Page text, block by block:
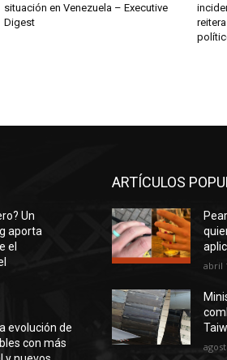
situación en Venezuela – Executive
Digest
Un
aporta
el
evolución de
con más
ARTÍCULOS
abril